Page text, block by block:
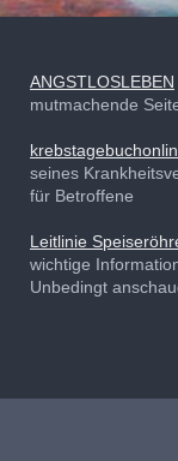
ANGSTLOSLEBEN
mutmachende
seines
für Betroffene
Leitlinie
wichtige
Unbedingt